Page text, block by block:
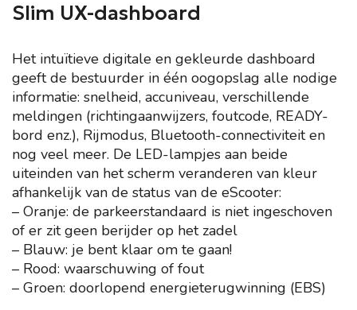
Slim UX-dashboard
Het intuïtieve digitale en gekleurde dashboard
geeft de bestuurder in één oogopslag alle nodige
informatie: snelheid, accuniveau, verschillende
meldingen (richtingaanwijzers, foutcode, READY-
bord enz.), Rijmodus, Bluetooth-connectiviteit en
nog veel meer. De LED-lampjes aan beide
uiteinden van het scherm veranderen van kleur
afhankelijk van de status van de eScooter:
– Oranje: de parkeerstandaard is niet ingeschoven
of er zit geen berijder op het zadel
– Blauw: je bent klaar om te gaan!
– Rood: waarschuwing of fout
– Groen: doorlopend energieterugwinning (EBS)